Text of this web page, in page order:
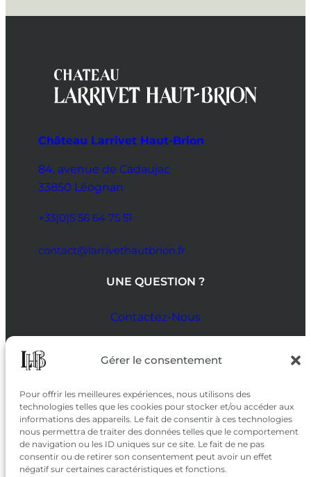
Gérer le consentement
Pour offrir les meilleures expériences, nous utilisons des
technologies telles que les cookies pour stocker et/ou accéder aux
informations des appareils. Le fait de consentir à ces technologies
nous permettra de traiter des données telles que le comportement
de navigation ou les ID uniques sur ce site. Le fait de ne pas
consentir ou de retirer son consentement peut avoir un effet
négatif sur certaines caractéristiques et fonctions.
Château Larrivet Haut-Brion
84, avenue de Cadaujac
33850 Léognan
+33(0)5 56 64 75 51
contact@larrivethautbrion.fr
UNE QUESTION ?
Contactez-Nous
SUIVEZ-NOUS
SUR LES RÉSEAUX